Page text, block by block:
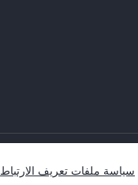
سياسة ملفات تعريف الارتباط